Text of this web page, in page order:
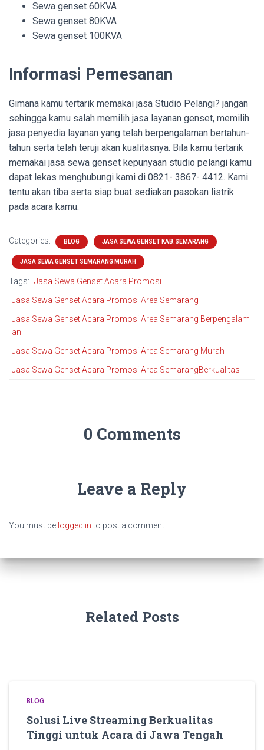
Sewa genset 60KVA
Sewa genset 80KVA
Sewa genset 100KVA
Informasi Pemesanan
Gimana kamu tertarik memakai jasa Studio Pelangi? jangan
sehingga kamu salah memilih jasa layanan genset, memilih
jasa penyedia layanan yang telah berpengalaman bertahun-
tahun serta telah teruji akan kualitasnya. Bila kamu tertarik
memakai jasa sewa genset kepunyaan studio pelangi kamu
dapat lekas menghubungi kami di 0821- 3867- 4412. Kami
tentu akan tiba serta siap buat sediakan pasokan listrik
pada acara kamu.
Categories: BLOG JASA SEWA GENSET KAB.SEMARANG
JASA SEWA GENSET SEMARANG MURAH
Tags: Jasa Sewa Genset Acara Promosi
Jasa Sewa Genset Acara Promosi Area Semarang
Jasa Sewa Genset Acara Promosi Area Semarang Berpengalam
an
Jasa Sewa Genset Acara Promosi Area Semarang Murah
Jasa Sewa Genset Acara Promosi Area SemarangBerkualitas
0 Comments
Leave a Reply
You must be logged into post a comment.
Related Posts
BLOG
Solusi Live Streaming Berkualitas
Tinggi untuk Acara di Jawa Tengah